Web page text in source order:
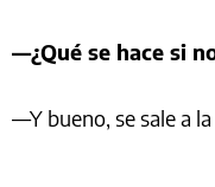
—¿Qué se hace si
—Y bueno, se sale a la